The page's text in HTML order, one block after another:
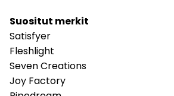
Suositut merkit
Satisfyer
Fleshlight
Seven Creations
Joy Factory